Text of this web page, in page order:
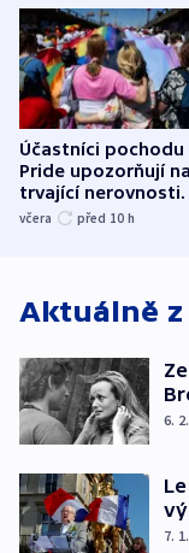
Účastníci pochodu
Pride upozorňují na
trvající nerovnosti i
společenskou
včera před 10 h
Aktuálně
6.
7.